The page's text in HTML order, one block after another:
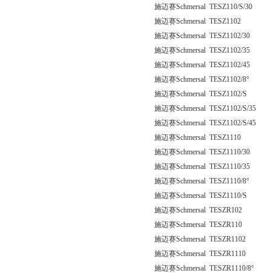
施迈赛Schmersal TESZ110/S/30
施迈赛Schmersal TESZ1102
施迈赛Schmersal TESZ1102/30
施迈赛Schmersal TESZ1102/35
施迈赛Schmersal TESZ1102/45
施迈赛Schmersal TESZ1102/8°
施迈赛Schmersal TESZ1102/S
施迈赛Schmersal TESZ1102/S/35
施迈赛Schmersal TESZ1102/S/45
施迈赛Schmersal TESZ1110
施迈赛Schmersal TESZ1110/30
施迈赛Schmersal TESZ1110/35
施迈赛Schmersal TESZ1110/8°
施迈赛Schmersal TESZ1110/S
施迈赛Schmersal TESZR102
施迈赛Schmersal TESZR110
施迈赛Schmersal TESZR1102
施迈赛Schmersal TESZR1110
施迈赛Schmersal TESZR1110/8°